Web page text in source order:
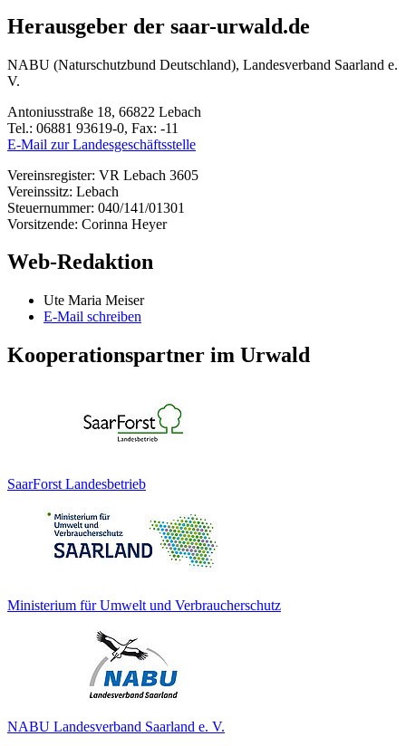
Herausgeber der saar-urwald.de
NABU (Naturschutzbund Deutschland), Landesverband Saarland e.
V.
Antoniusstraße 18, 66822 Lebach
Tel.: 06881 93619-0, Fax: -11
E-Mail zur Landesgeschäftsstelle
Vereinsregister: VR Lebach 3605
Vereinssitz: Lebach
Steuernummer: 040/141/01301
Vorsitzende: Corinna Heyer
Web-Redaktion
Ute Maria Meiser
E-Mail schreiben
Kooperationspartner im Urwald
SaarForst Landesbetrieb
Ministerium für Umwelt und Verbraucherschutz
NABU Landesverband Saarland e. V.